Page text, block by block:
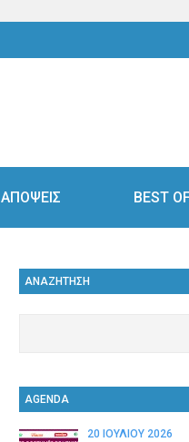
ΑΠΟΨΕΙΣ BEST
ΑΝΑΖΗΤΗΣΗ
AGENDA
20 ΙΟΥΛΊΟΥ 2026